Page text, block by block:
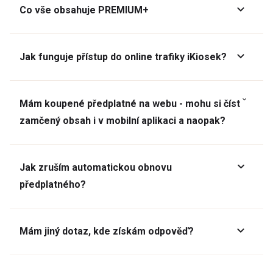
Co vše obsahuje PREMIUM+
Jak funguje přístup do online trafiky iKiosek?
Mám koupené předplatné na webu - mohu si číst
zamčený obsah i v mobilní aplikaci a naopak?
Jak zruším automatickou obnovu
předplatného?
Mám jiný dotaz, kde získám odpověď?